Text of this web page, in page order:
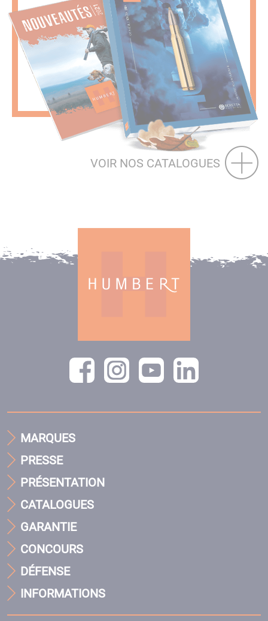
VOIR NOS CATALOGUES
MARQUES
PRESSE
PRÉSENTATION
CATALOGUES
GARANTIE
CONCOURS
DÉFENSE
INFORMATIONS